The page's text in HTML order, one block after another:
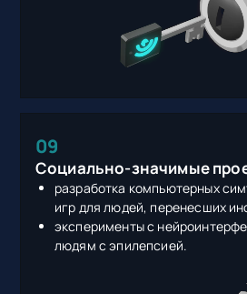
09
Социально-значимые
разработка компьютерных
игр для людей, перенесших
эксперименты с
людям с эпилепсией.